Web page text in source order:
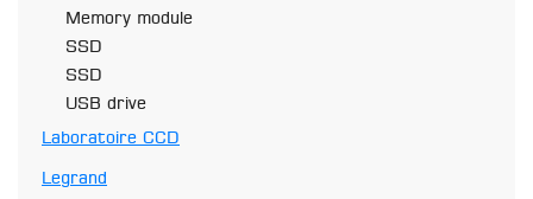
Memory module
SSD
SSD
USB drive
Laboratoire CCD
Legrand